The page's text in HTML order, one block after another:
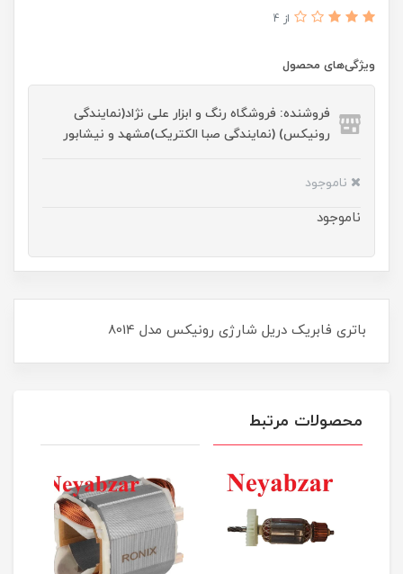
از 4
ویژگی‌های محصول
فروشنده: فروشگاه رنگ و ابزار علی نژاد(نمایندگی
رونیکس) (نمایندگی صبا الکتریک)مشهد و نیشابور
ناموجود
ناموجود
باتری فابریک دریل شارژی رونیکس مدل 8014
محصولات مرتبط